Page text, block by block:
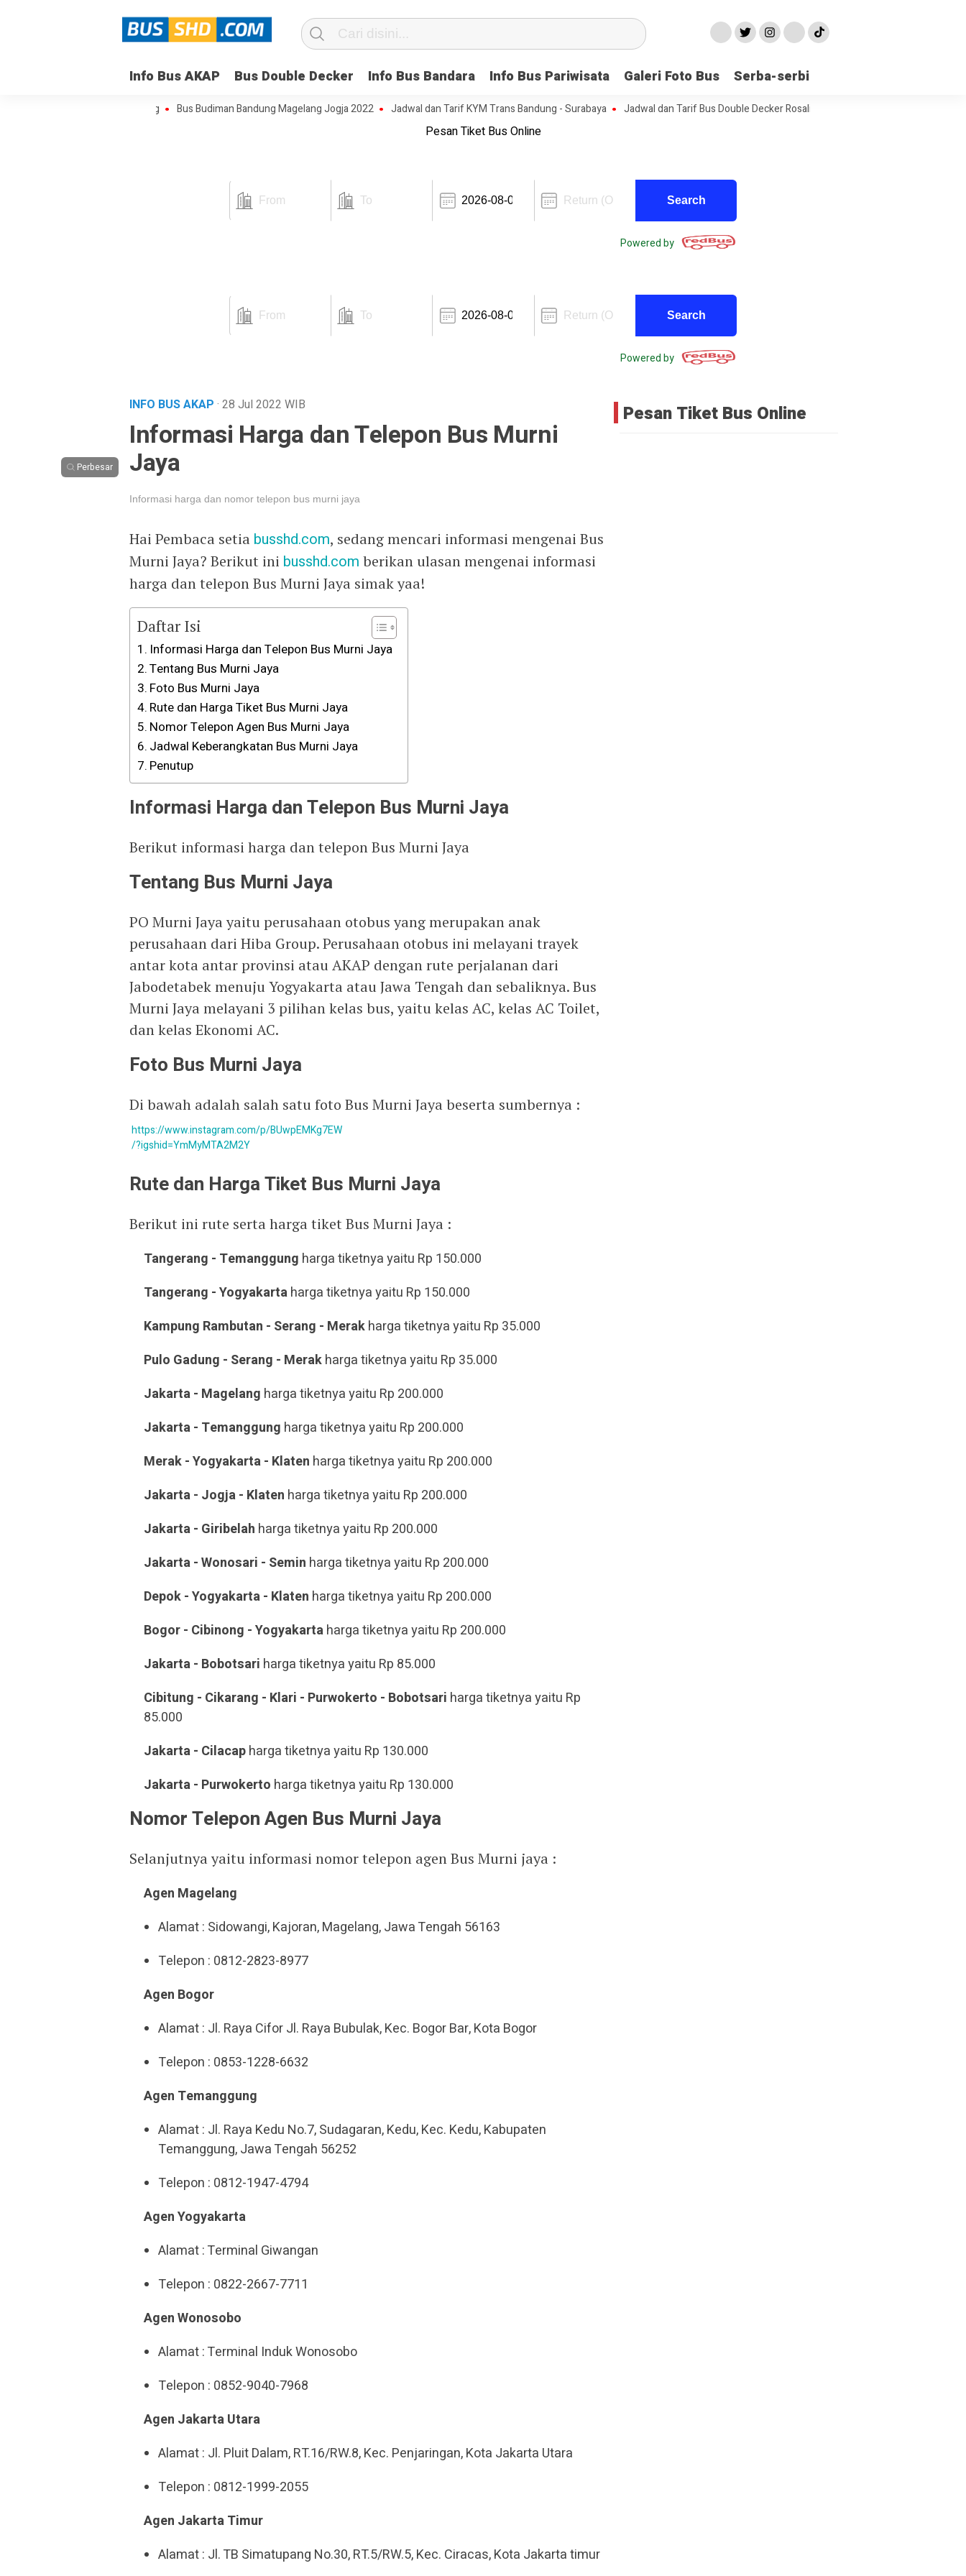
Info Bus AKAP Bus Double Decker Info Bus Bandara Info Bus Pariwisata Galeri Foto Bus Serba-serbi
Bus Budiman Bandung Magelang Jogja 2022 Jadwal dan Tarif KYM Trans Bandung - Surabaya Jadwal dan Tarif Bus Double Decker Rosalia Indah Jakarta Jogja
Pesan Tiket Bus Online
Powered by
Powered by
INFO BUS AKAP · 28 Jul 2022 WIB
Informasi Harga dan Telepon Bus Murni
Jaya
Perbesar
Informasi harga dan nomor telepon bus murni jaya
Hai Pembaca setia busshd.com, sedang mencari informasi mengenai Bus
Murni Jaya? Berikut ini busshd.com berikan ulasan mengenai informasi
harga dan telepon Bus Murni Jaya simak yaa!
Daftar Isi
Informasi Harga dan Telepon Bus Murni Jaya
Tentang Bus Murni Jaya
Foto Bus Murni Jaya
Rute dan Harga Tiket Bus Murni Jaya
Nomor Telepon Agen Bus Murni Jaya
Jadwal Keberangkatan Bus Murni Jaya
Penutup
Informasi Harga dan Telepon Bus Murni Jaya
Berikut informasi harga dan telepon Bus Murni Jaya
Tentang Bus Murni Jaya
PO Murni Jaya yaitu perusahaan otobus yang merupakan anak
perusahaan dari Hiba Group. Perusahaan otobus ini melayani trayek
antar kota antar provinsi atau AKAP dengan rute perjalanan dari
Jabodetabek menuju Yogyakarta atau Jawa Tengah dan sebaliknya. Bus
Murni Jaya melayani 3 pilihan kelas bus, yaitu kelas AC, kelas AC Toilet,
dan kelas Ekonomi AC.
Foto Bus Murni Jaya
Di bawah adalah salah satu foto Bus Murni Jaya beserta sumbernya :
https://www.instagram.com/p/BUwpEMKg7EW
/?igshid=YmMyMTA2M2Y
Rute dan Harga Tiket Bus Murni Jaya
Berikut ini rute serta harga tiket Bus Murni Jaya :
Tangerang - Temanggung harga tiketnya yaitu Rp 150.000
Tangerang - Yogyakartaharga tiketnya yaitu Rp 150.000
Kampung Rambutan - Serang - Merakharga tiketnya yaitu Rp 35.000
Pulo Gadung - Serang - Merakharga tiketnya yaitu Rp 35.000
Jakarta - Magelang harga tiketnya yaitu Rp 200.000
Jakarta - Temanggung harga tiketnya yaitu Rp 200.000
Merak - Yogyakarta - Klaten harga tiketnya yaitu Rp 200.000
Jakarta - Jogja - Klaten harga tiketnya yaitu Rp 200.000
Jakarta - Giribelah harga tiketnya yaitu Rp 200.000
Jakarta - Wonosari - Semin harga tiketnya yaitu Rp 200.000
Depok - Yogyakarta - Klaten harga tiketnya yaitu Rp 200.000
Bogor - Cibinong - Yogyakartaharga tiketnya yaitu Rp 200.000
Jakarta - Bobotsari harga tiketnya yaitu Rp 85.000
Cibitung - Cikarang - Klari - Purwokerto - Bobotsari harga tiketnya yaitu Rp
85.000
Jakarta - Cilacapharga tiketnya yaitu Rp 130.000
Jakarta - Purwokerto harga tiketnya yaitu Rp 130.000
Nomor Telepon Agen Bus Murni Jaya
Selanjutnya yaitu informasi nomor telepon agen Bus Murni jaya :
Agen Magelang
Alamat : Sidowangi, Kajoran, Magelang, Jawa Tengah 56163
Telepon : 0812-2823-8977
Agen Bogor
Alamat : Jl. Raya Cifor Jl. Raya Bubulak, Kec. Bogor Bar, Kota Bogor
Telepon : 0853-1228-6632
Agen Temanggung
Alamat : Jl. Raya Kedu No.7, Sudagaran, Kedu, Kec. Kedu, Kabupaten
Temanggung, Jawa Tengah 56252
Telepon : 0812-1947-4794
Agen Yogyakarta
Alamat : Terminal Giwangan
Telepon : 0822-2667-7711
Agen Wonosobo
Alamat : Terminal Induk Wonosobo
Telepon : 0852-9040-7968
Agen Jakarta Utara
Alamat : Jl. Pluit Dalam, RT.16/RW.8, Kec. Penjaringan, Kota Jakarta Utara
Telepon : 0812-1999-2055
Agen Jakarta Timur
Alamat : Jl. TB Simatupang No.30, RT.5/RW.5, Kec. Ciracas, Kota Jakarta timur
Pesan Tiket Bus Online